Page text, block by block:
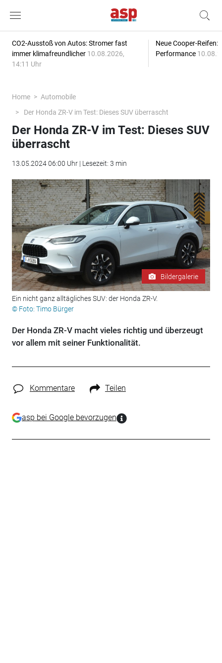
CO2-Ausstoß von Autos: Stromer fast
immer klimafreundlicher 10.08.2026,
14:11 Uhr
Neue Cooper-Reifen:
Performance
Home
Automobile
Der Honda ZR-V im Test: Dieses SUV überrascht
Der Honda ZR-V im Test: Dieses SUV
überrascht
13.05.2024 06:00 Uhr | Lesezeit: 3 min
Bildergalerie
Ein nicht ganz alltägliches SUV: der Honda ZR-V.
© Foto: Timo Bürger
Der Honda ZR-V macht vieles richtig und überzeugt
vor allem mit seiner Funktionalität.
Kommentare Teilen
asp bei Google bevorzugen